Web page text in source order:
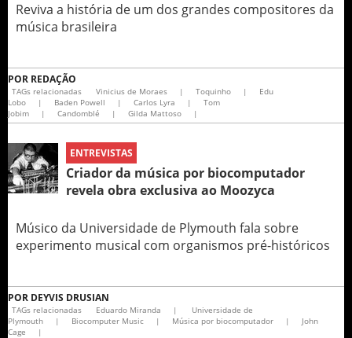
Reviva a história de um dos grandes compositores da
música brasileira
POR REDAÇÃO
TAGs relacionadas Vinicius de Moraes | Toquinho |
Edu
Lobo
| Baden Powell | Carlos Lyra |
Tom
Jobim
| Candomblé | Gilda Mattoso |
ENTREVISTAS
Criador da música por biocomputador
revela obra exclusiva ao Moozyca
Músico da Universidade de Plymouth fala sobre
experimento musical com organismos pré-históricos
POR DEYVIS DRUSIAN
TAGs relacionadas Eduardo Miranda |
Universidade de
Plymouth
| Biocomputer Music | Música por biocomputador |
John
Cage
|